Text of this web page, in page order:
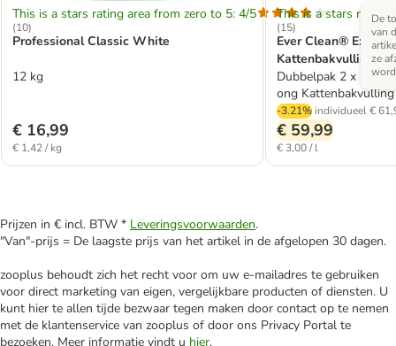
This is a stars rating area from zero to 5: 4/5
(10)
Professional Classic White
12 kg
€ 16,99
€ 1,42 / kg
This is a stars rating
(15)
Ever Clean® Extra
Kattenbakvulling
Dubbelpak 2 x 10 l -
ong
-3.21% individueel €
De
van
ze
€ 59,99
€ 3,00 / l
Prijzen in € incl. BTW * Leveringsvoorwaarden.
"Van"-prijs = De laagste prijs van het artikel in de afgelopen 30 dagen.
zooplus behoudt zich het recht voor om uw e-mailadres te gebruiken
voor direct marketing van eigen, vergelijkbare producten of diensten. U
kunt hier te allen tijde bezwaar tegen maken door contact op te nemen
met de klantenservice van zooplus of door ons Privacy Portal te
bezoeken. Meer informatie vindt u hier.